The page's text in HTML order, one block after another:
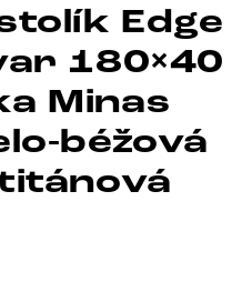
Edge
180×40
Minas
béžová